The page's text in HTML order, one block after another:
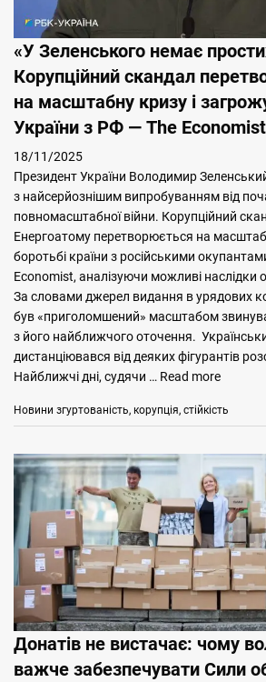
«У Зеленського немає
Корупційний скандал
на масштабну кризу і
України з РФ — The Economist
18/11/2025
Президент України Володимир
з найсерйознішим випробуванням від
повномасштабної війни. Корупційний
Енергоатому перетворюється на
боротьбі країни з російськими
Economist, аналізуючи можливі наслідки
За словами джерел видання в урядових
був «приголомшений» масштабом
з його найближчого оточення.
дистанціювався від деяких фігурантів
Найближчі дні, судячи … Read more
Categories
Новини Tags
згуртованість, корупція, стійкість
Донатів не вистачає: чому
важче забезпечувати Сили